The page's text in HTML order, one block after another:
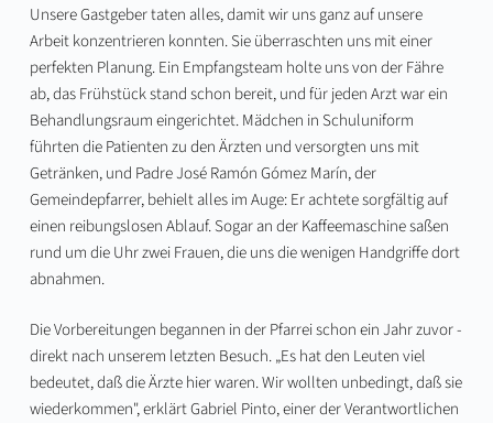
Unsere Gastgeber taten alles, damit wir uns ganz auf unsere
Arbeit konzentrieren konnten. Sie überraschten uns mit einer
perfekten Planung. Ein Empfangsteam holte uns von der Fähre
ab, das Frühstück stand schon bereit, und für jeden Arzt war ein
Behandlungsraum eingerichtet. Mädchen in Schuluniform
führten die Patienten zu den Ärzten und versorgten uns mit
Getränken, und Padre José Ramón Gómez Marín, der
Gemeindepfarrer, behielt alles im Auge: Er achtete sorgfältig auf
einen reibungslosen Ablauf. Sogar an der Kaffeemaschine saßen
rund um die Uhr zwei Frauen, die uns die wenigen Handgriffe dort
abnahmen.
Die Vorbereitungen begannen in der Pfarrei schon ein Jahr zuvor -
direkt nach unserem letzten Besuch. „Es hat den Leuten viel
bedeutet, daß die Ärzte hier waren. Wir wollten unbedingt, daß sie
wiederkommen", erklärt Gabriel Pinto, einer der Verantwortlichen